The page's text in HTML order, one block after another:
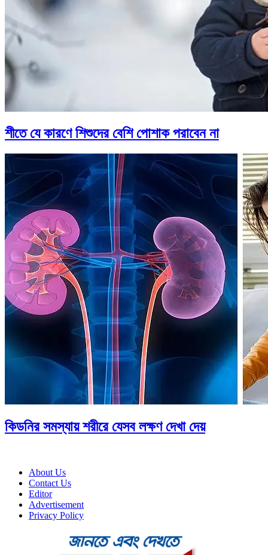
শীতে যে কারণে শিশুদের বেশি পোশাক পরাবেন না
কিডনির সমস্যায় শরীরে যেসব লক্ষণ দেখা দেয়
About Us
Contact Us
Editor
Advertisement
Privacy Policy